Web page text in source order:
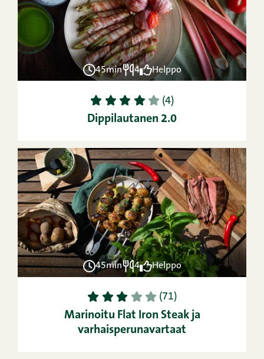
45min 4 Helppo
1 2 3 4 5 (4)
Dippilautanen 2.0
45min 4 Helppo
1 2 3 4 5 (71)
Marinoitu Flat Iron Steak ja
varhaisperunavartaat